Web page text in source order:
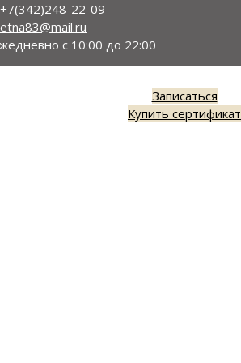
+7(342)248-22-09
etna83@mail.ru
с 10:00 до 22:00
Записаться
Купить сертификат